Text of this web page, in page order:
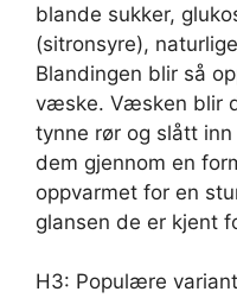
blande sukker,
(sitronsyre),
Blandingen blir så
væske. Væsken blir
tynne rør og slått
dem gjennom en
oppvarmet for en
glansen de er kjent
H3: Populære